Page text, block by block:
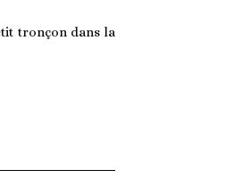
tronçon dans la